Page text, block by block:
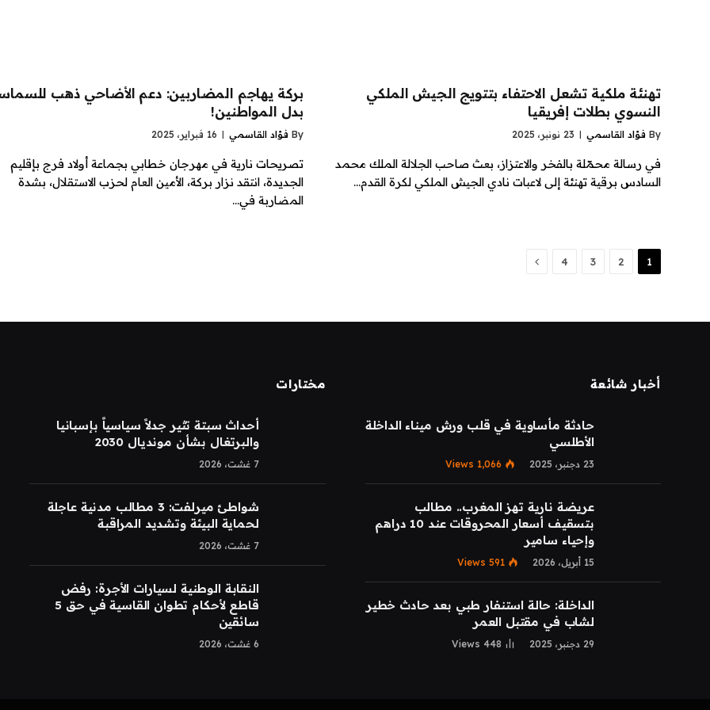
تهنئة ملكية تشعل الاحتفاء بتتويج الجيش الملكي
النسوي بطلات إفريقيا
By فؤاد القاسمي 23 نونبر، 2025
في رسالة محمّلة بالفخر والاعتزاز، بعث صاحب الجلالة الملك محمد
السادس برقية تهنئة إلى لاعبات نادي الجيش الملكي لكرة القدم…
بركة يهاجم المضاربين: دعم الأضاحي ذهب
بدل المواطنين!
By فؤاد القاسمي 16 فبراير، 2025
تصريحات نارية في مهرجان خطابي بجماعة أولاد فرج بإقليم
الجديدة، انتقد نزار بركة، الأمين العام لحزب الاستقلال، بشدة
المضاربة في…
1
2
3
4
Next
أخبار شائعة
حادثة مأساوية في قلب ورش ميناء الداخلة
الأطلسي
23 دجنبر، 2025 1,066
Views
عريضة نارية تهز المغرب.. مطالب
بتسقيف أسعار المحروقات عند 10 دراهم
وإحياء سامير
15 أبريل، 2026 591
Views
الداخلة: حالة استنفار طبي بعد حادث خطير
لشاب في مقتبل العمر
29 دجنبر، 2025 448
Views
مختارات
أحداث سبتة تثير جدلاً سياسياً بإسبانيا
والبرتغال بشأن مونديال 2030
7 غشت، 2026
شواطئ ميرلفت: 3 مطالب مدنية عاجلة
لحماية البيئة وتشديد المراقبة
7 غشت، 2026
النقابة الوطنية لسيارات الأجرة: رفض
قاطع لأحكام تطوان القاسية في حق 5
سائقين
6 غشت، 2026